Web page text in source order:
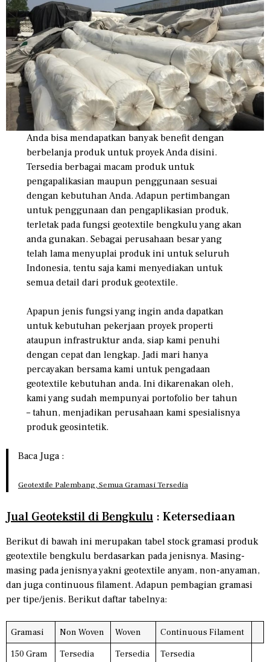
Anda bisa mendapatkan banyak benefit dengan
berbelanja produk untuk proyek Anda disini.
Tersedia berbagai macam produk untuk
pengapalikasian maupun penggunaan sesuai
dengan kebutuhan Anda. Adapun pertimbangan
untuk penggunaan dan pengaplikasian produk,
terletak pada fungsi geotextile bengkulu yang akan
anda gunakan. Sebagai perusahaan besar yang
telah lama menyuplai produk ini untuk seluruh
Indonesia, tentu saja kami menyediakan untuk
semua detail dari produk geotextile.
Apapun jenis fungsi yang ingin anda dapatkan
untuk kebutuhan pekerjaan proyek properti
ataupun infrastruktur anda, siap kami penuhi
dengan cepat dan lengkap. Jadi mari hanya
percayakan bersama kami untuk pengadaan
geotextile kebutuhan anda. Ini dikarenakan oleh,
kami yang sudah mempunyai portofolio ber tahun
– tahun, menjadikan perusahaan kami spesialisnya
produk geosintetik.
Baca Juga :
Geotextile Palembang, Semua Gramasi Tersedia
Jual Geotekstil di Bengkulu : Ketersediaan
Berikut di bawah ini merupakan tabel stock gramasi produk
geotextile bengkulu berdasarkan pada jenisnya. Masing-
masing pada jenisnya yakni geotextile anyam, non-anyaman,
dan juga continuous filament. Adapun pembagian gramasi
per tipe/jenis. Berikut daftar tabelnya:
Gramasi Non Woven Woven
Continuous Filament
150 Gram
Tersedia Tersedia Tersedia